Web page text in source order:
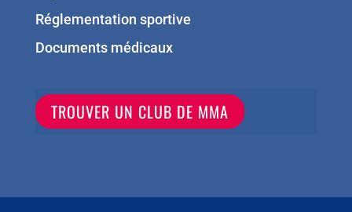
Réglementation sportive
Documents médicaux
TROUVER UN CLUB DE MMA